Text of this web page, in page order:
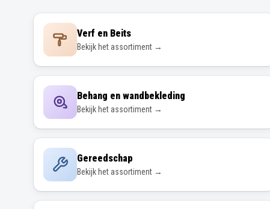
Verf en Beits
Bekijk het assortiment →
Behang en wandbekleding
Bekijk het assortiment →
Gereedschap
Bekijk het assortiment →